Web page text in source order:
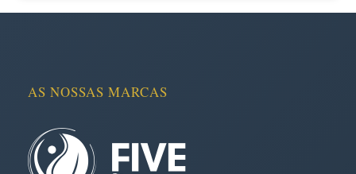
AS NOSSAS MARCAS